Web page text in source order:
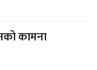
कामना